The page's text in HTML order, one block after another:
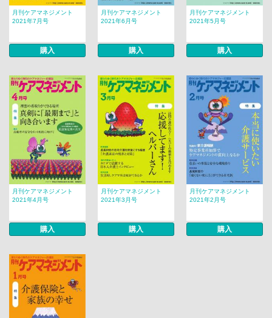
月刊ケアマネジメント
2021年7月号
購入
月刊ケアマネジメント
2021年6月号
購入
月刊ケアマネジメント
2021年5月号
購入
月刊ケアマネジメント
2021年4月号
購入
月刊ケアマネジメント
2021年3月号
購入
月刊ケアマネジメント
2021年2月号
購入